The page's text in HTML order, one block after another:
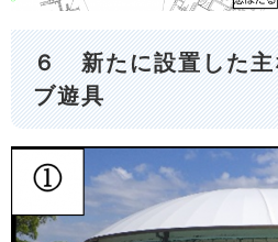
６ 新たに設置した主
ブ遊具